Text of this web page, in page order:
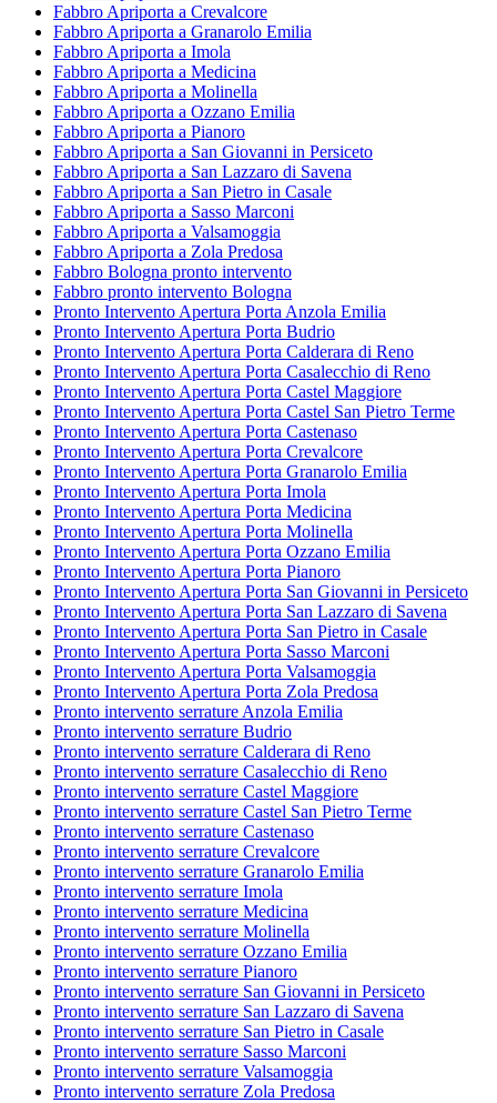
Fabbro Apriporta a Crevalcore
Fabbro Apriporta a Granarolo Emilia
Fabbro Apriporta a Imola
Fabbro Apriporta a Medicina
Fabbro Apriporta a Molinella
Fabbro Apriporta a Ozzano Emilia
Fabbro Apriporta a Pianoro
Fabbro Apriporta a San Giovanni in Persiceto
Fabbro Apriporta a San Lazzaro di Savena
Fabbro Apriporta a San Pietro in Casale
Fabbro Apriporta a Sasso Marconi
Fabbro Apriporta a Valsamoggia
Fabbro Apriporta a Zola Predosa
Fabbro Bologna pronto intervento
Fabbro pronto intervento Bologna
Pronto Intervento Apertura Porta Anzola Emilia
Pronto Intervento Apertura Porta Budrio
Pronto Intervento Apertura Porta Calderara di Reno
Pronto Intervento Apertura Porta Casalecchio di Reno
Pronto Intervento Apertura Porta Castel Maggiore
Pronto Intervento Apertura Porta Castel San Pietro Terme
Pronto Intervento Apertura Porta Castenaso
Pronto Intervento Apertura Porta Crevalcore
Pronto Intervento Apertura Porta Granarolo Emilia
Pronto Intervento Apertura Porta Imola
Pronto Intervento Apertura Porta Medicina
Pronto Intervento Apertura Porta Molinella
Pronto Intervento Apertura Porta Ozzano Emilia
Pronto Intervento Apertura Porta Pianoro
Pronto Intervento Apertura Porta San Giovanni in Persiceto
Pronto Intervento Apertura Porta San Lazzaro di Savena
Pronto Intervento Apertura Porta San Pietro in Casale
Pronto Intervento Apertura Porta Sasso Marconi
Pronto Intervento Apertura Porta Valsamoggia
Pronto Intervento Apertura Porta Zola Predosa
Pronto intervento serrature Anzola Emilia
Pronto intervento serrature Budrio
Pronto intervento serrature Calderara di Reno
Pronto intervento serrature Casalecchio di Reno
Pronto intervento serrature Castel Maggiore
Pronto intervento serrature Castel San Pietro Terme
Pronto intervento serrature Castenaso
Pronto intervento serrature Crevalcore
Pronto intervento serrature Granarolo Emilia
Pronto intervento serrature Imola
Pronto intervento serrature Medicina
Pronto intervento serrature Molinella
Pronto intervento serrature Ozzano Emilia
Pronto intervento serrature Pianoro
Pronto intervento serrature San Giovanni in Persiceto
Pronto intervento serrature San Lazzaro di Savena
Pronto intervento serrature San Pietro in Casale
Pronto intervento serrature Sasso Marconi
Pronto intervento serrature Valsamoggia
Pronto intervento serrature Zola Predosa